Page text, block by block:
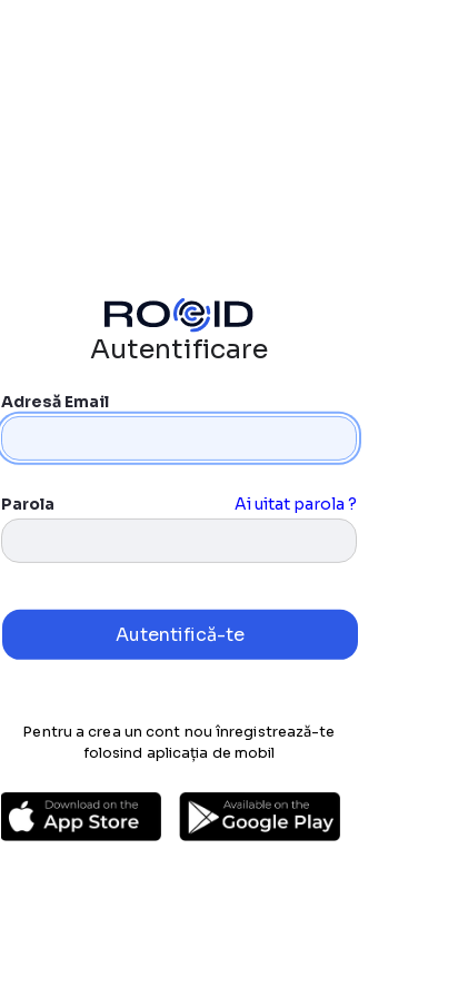
Autentificare
Adresă Email
Parola Ai uitat parola ?
Pentru a crea un cont nou înregistrează-te
folosind aplicația de mobil